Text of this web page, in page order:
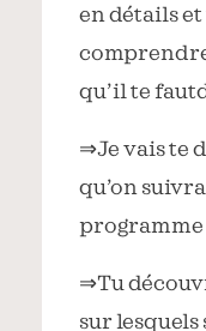
en détails et
qu’il te
⇒Je vais te
qu’on
⇒Tu
sur lesquels